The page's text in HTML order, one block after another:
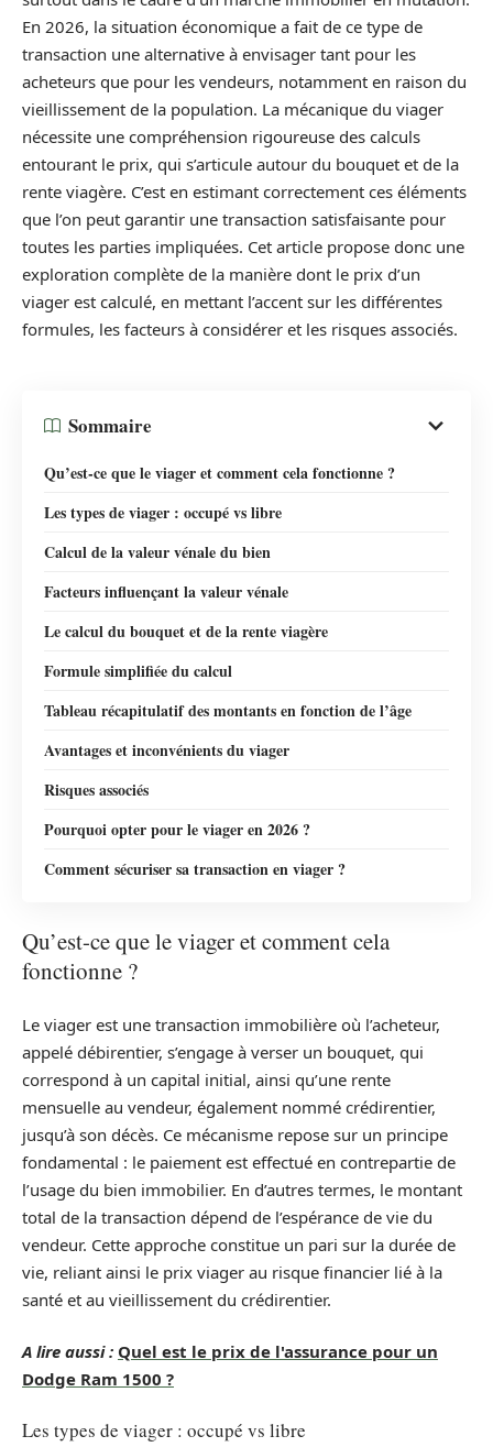
En 2026, la situation économique a fait de ce type de
transaction une alternative à envisager tant pour les
acheteurs que pour les vendeurs, notamment en raison du
vieillissement de la population. La mécanique du viager
nécessite une compréhension rigoureuse des calculs
entourant le prix, qui s’articule autour du bouquet et de la
rente viagère. C’est en estimant correctement ces éléments
que l’on peut garantir une transaction satisfaisante pour
toutes les parties impliquées. Cet article propose donc une
exploration complète de la manière dont le prix d’un
viager est calculé, en mettant l’accent sur les différentes
formules, les facteurs à considérer et les risques associés.
Sommaire
Qu’est-ce que le viager et comment cela fonctionne ?
Les types de viager : occupé vs libre
Calcul de la valeur vénale du bien
Facteurs influençant la valeur vénale
Le calcul du bouquet et de la rente viagère
Formule simplifiée du calcul
Tableau récapitulatif des montants en fonction de l’âge
Avantages et inconvénients du viager
Risques associés
Pourquoi opter pour le viager en 2026 ?
Comment sécuriser sa transaction en viager ?
Qu’est-ce que le viager et comment cela
fonctionne ?
Le viager est une transaction immobilière où l’acheteur,
appelé débirentier, s’engage à verser un bouquet, qui
correspond à un capital initial, ainsi qu’une rente
mensuelle au vendeur, également nommé crédirentier,
jusqu’à son décès. Ce mécanisme repose sur un principe
fondamental : le paiement est effectué en contrepartie de
l’usage du bien immobilier. En d’autres termes, le montant
total de la transaction dépend de l’espérance de vie du
vendeur. Cette approche constitue un pari sur la durée de
vie, reliant ainsi le prix viager au risque financier lié à la
santé et au vieillissement du crédirentier.
A lire aussi : Quel est le prix de l'assurance pour un
Dodge Ram 1500 ?
Les types de viager : occupé vs libre